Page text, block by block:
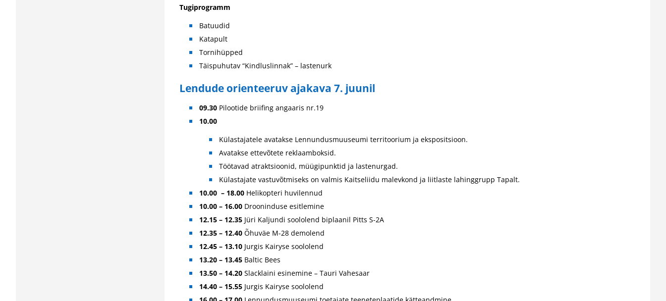
Tugiprogramm
Batuudid
Katapult
Tornihüpped
Täispuhutav “Kindluslinnak” – lastenurk
Lendude orienteeruv ajakava 7. juunil
09.30 Pilootide briifing angaaris nr.19
10.00
Külastajatele avatakse Lennundusmuuseumi territoorium ja ekspositsioon.
Avatakse ettevõtete reklaamboksid.
Töötavad atraktsioonid, müügipunktid ja lastenurgad.
Külastajate vastuvõtmiseks on valmis Kaitseliidu malevkond ja liitlaste lahinggrupp Tapalt.
10.00 – 18.00 Helikopteri huvilennud
10.00 – 16.00 Drooninduse esitlemine
12.15 – 12.35 Jüri Kaljundi soololend biplaanil Pitts S-2A
12.35 – 12.40 Õhuväe M-28 demolend
12.45 – 13.10 Jurgis Kairyse soololend
13.20 – 13.45 Baltic Bees
13.50 – 14.20 Slacklaini esinemine – Tauri Vahesaar
14.40 – 15.55 Jurgis Kairyse soololend